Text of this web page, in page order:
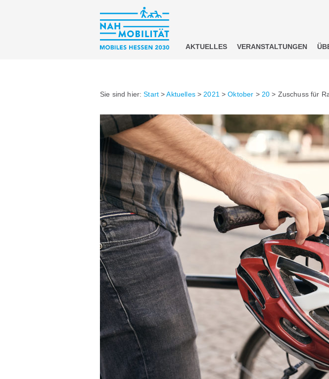
AKTUELLES VERANSTALTUNGEN
Sie sind hier:Start >Aktuelles> 2021 >Oktober > 20 > Zuschuss für